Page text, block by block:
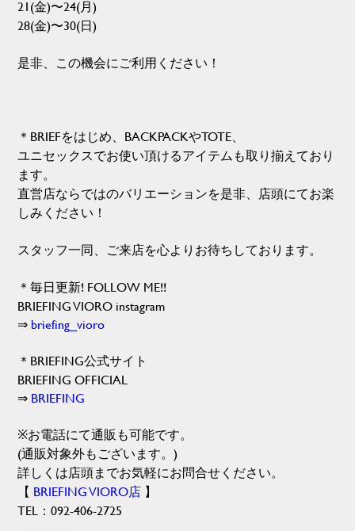
21(金)〜24(月)
28(金)〜30(日)
是非、この機会にご利用ください！
＊BRIEFをはじめ、BACKPACKやTOTE、
ユニセックスでお使い頂けるアイテムも取り揃えており
ます。
直営店ならではのバリエーションを是非、店頭にてお楽
しみください！
スタッフ一同、ご来店を心よりお待ちしております。
＊毎日更新! FOLLOW ME!!
BRIEFING VIORO instagram
⇒ briefing_vioro
＊BRIEFING公式サイト
BRIEFING OFFICIAL
⇒ BRIEFING
※お電話にて通販も可能です。
(通販対象外もございます。)
詳しくは店頭までお気軽にお問合せください。
【 BRIEFING VIORO店 】
TEL：092-406-2725